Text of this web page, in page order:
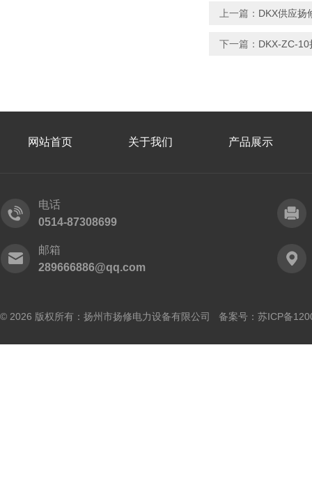
上一篇： DKX供应扬
下一篇： DKX-ZC-
网站首页 关于我们 产品展示
电话
0514-87308699
邮箱
289666886@qq.com
© 2026 版权所有：扬州市扬修电力设备有限公司 备案号： 苏ICP备